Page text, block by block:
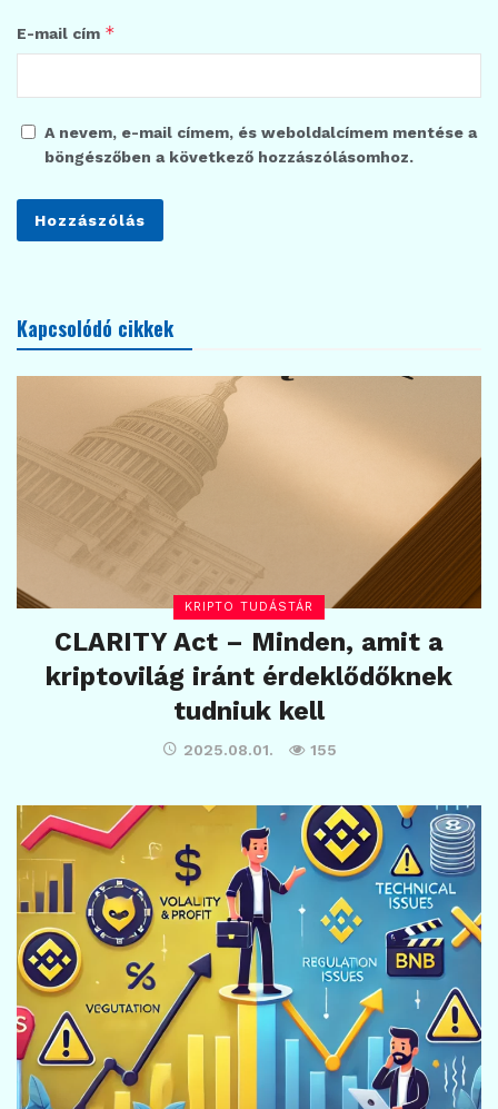
E-mail cím *
A nevem, e-mail címem, és weboldalcímem mentése a
böngészőben a következő hozzászólásomhoz.
Kapcsolódó cikkek
KRIPTO TUDÁSTÁR
CLARITY Act – Minden, amit a
kriptovilág iránt érdeklődőknek
tudniuk kell
2025.08.01. 155